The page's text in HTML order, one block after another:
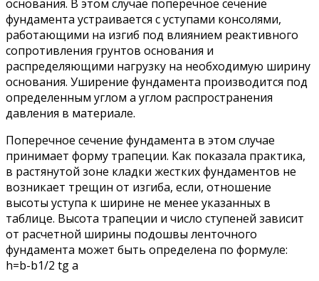
основания. В этом случае поперечное сечение
фундамента устраивается с уступами консолями,
работающими на изгиб под влиянием реактивного
сопротивления грунтов основания и
распределяющими нагрузку на необходимую ширину
основания. Уширение фундамента производится под
определенным углом а углом распространения
давления в материале.
Поперечное сечение фундамента в этом случае
принимает форму трапеции. Как показала практика,
в растянутой зоне кладки жестких фундаментов не
возникает трещин от изгиба, если, отношение
высоты уступа к ширине не менее указанных в
таблице. Высота трапеции и число ступеней зависит
от расчетной ширины подошвы ленточного
фундамента может быть определена по формуле:
h=b-b1/2 tg a